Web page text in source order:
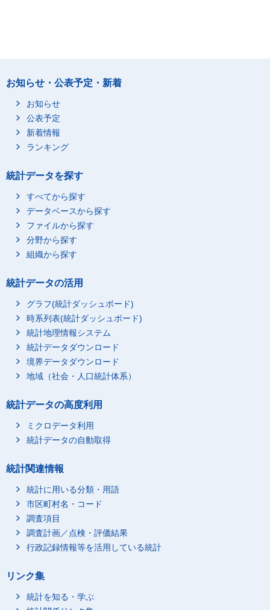
お知らせ・公表予定・新着
お知らせ
公表予定
新着情報
ランキング
統計データを探す
すべてから探す
データベースから探す
ファイルから探す
分野から探す
組織から探す
統計データの活用
グラフ(統計ダッシュボード)
時系列表(統計ダッシュボード)
統計地理情報システム
統計データダウンロード
境界データダウンロード
地域（社会・人口統計体系）
統計データの高度利用
ミクロデータ利用
統計データの自動取得
統計関連情報
統計に用いる分類・用語
市区町村名・コード
調査項目
調査計画／点検・評価結果
行政記録情報等を活用している統計
リンク集
統計を知る・学ぶ